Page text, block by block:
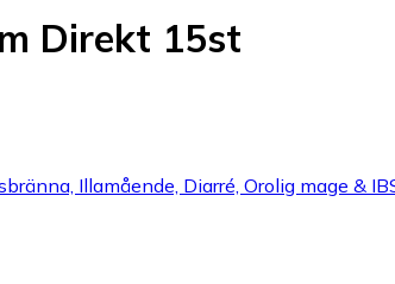
Direkt 15st
Illamående, Diarré, Orolig mage &